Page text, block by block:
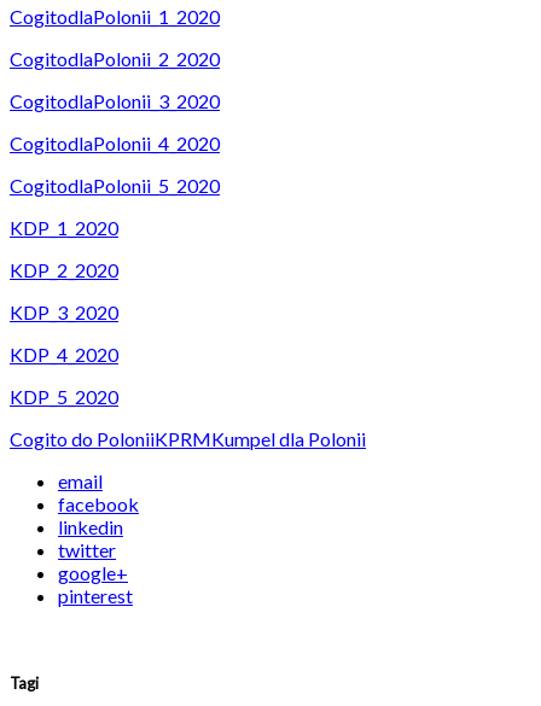
CogitodlaPolonii_1_2020
CogitodlaPolonii_2_2020
CogitodlaPolonii_3_2020
CogitodlaPolonii_4_2020
CogitodlaPolonii_5_2020
KDP_1_2020
KDP_2_2020
KDP_3_2020
KDP_4_2020
KDP_5_2020
Cogito do PoloniiKPRMKumpel dla Polonii
email
facebook
linkedin
twitter
google+
pinterest
Tagi